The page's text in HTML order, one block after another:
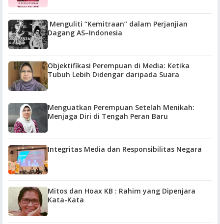
Menguliti “Kemitraan” dalam Perjanjian
Dagang AS–Indonesia
Objektifikasi Perempuan di Media: Ketika
Tubuh Lebih Didengar daripada Suara
Menguatkan Perempuan Setelah Menikah:
Menjaga Diri di Tengah Peran Baru
Integritas Media dan Responsibilitas Negara
Mitos dan Hoax KB : Rahim yang Dipenjara
Kata-Kata